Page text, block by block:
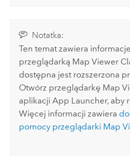
Notatka:
Ten temat zawiera
przeglądarką Map Viewer
dostępna jest rozszerzona
Otwórz przeglądarkę Map
aplikacji App Launcher, aby
Więcej informacji zawiera
pomocy przeglądarki Map